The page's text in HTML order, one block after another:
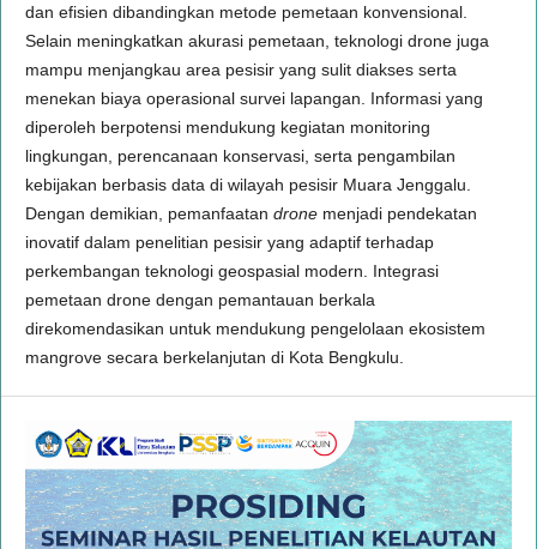
dan efisien dibandingkan metode pemetaan konvensional.
Selain meningkatkan akurasi pemetaan, teknologi drone juga
mampu menjangkau area pesisir yang sulit diakses serta
menekan biaya operasional survei lapangan. Informasi yang
diperoleh berpotensi mendukung kegiatan monitoring
lingkungan, perencanaan konservasi, serta pengambilan
kebijakan berbasis data di wilayah pesisir Muara Jenggalu.
Dengan demikian, pemanfaatan dronemenjadi pendekatan
inovatif dalam penelitian pesisir yang adaptif terhadap
perkembangan teknologi geospasial modern. Integrasi
pemetaan drone dengan pemantauan berkala
direkomendasikan untuk mendukung pengelolaan ekosistem
mangrove secara berkelanjutan di Kota Bengkulu.